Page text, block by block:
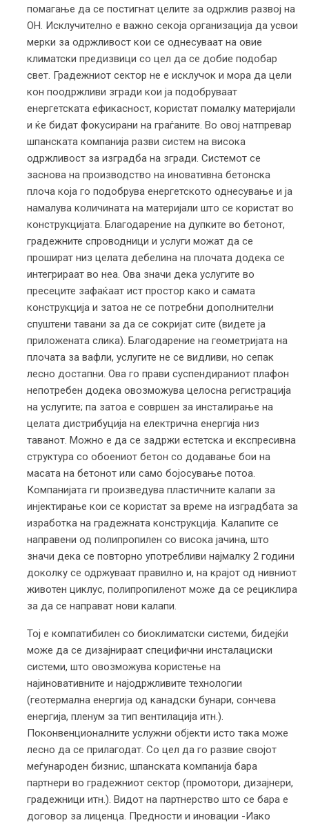
помагање да се постигнат целите за одржлив развој на
ОН. Исклучително е важно секоја организација да усвои
мерки за одржливост кои се однесуваат на овие
климатски предизвици со цел да се добие подобар
свет. Градежниот сектор не е исклучок и мора да цели
кон поодржливи згради кои ја подобруваат
енергетската ефикасност, користат помалку материјали
и ќе бидат фокусирани на граѓаните. Во овој натпревар
шпанската компанија разви систем на висока
одржливост за изградба на згради. Системот се
заснова на производство на иновативна бетонска
плоча која го подобрува енергетското однесување и ја
намалува количината на материјали што се користат во
конструкцијата. Благодарение на дупките во бетонот,
градежните спроводници и услуги можат да се
прошират низ целата дебелина на плочата додека се
интегрираат во неа. Ова значи дека услугите во
пресеците зафаќаат ист простор како и самата
конструкција и затоа не се потребни дополнителни
спуштени тавани за да се сокријат сите (видете ја
приложената слика). Благодарение на геометријата на
плочата за вафли, услугите не се видливи, но сепак
лесно достапни. Ова го прави суспендираниот плафон
непотребен додека овозможува целосна регистрација
на услугите; па затоа е совршен за инсталирање на
целата дистрибуција на електрична енергија низ
таванот. Можно е да се задржи естетска и експресивна
структура со обоениот бетон со додавање бои на
масата на бетонот или само бојосување потоа.
Компанијата ги произведува пластичните калапи за
инјектирање кои се користат за време на изградбата за
изработка на градежната конструкција. Калапите се
направени од полипропилен со висока јачина, што
значи дека се повторно употребливи најмалку 2 години
доколку се одржуваат правилно и, на крајот од нивниот
животен циклус, полипропиленот може да се рециклира
за да се направат нови калапи.
Тој е компатибилен со биоклиматски системи, бидејќи
може да се дизајнираат специфични инсталациски
системи, што овозможува користење на
најиновативните и најодржливите технологии
(геотермална енергија од канадски бунари, сончева
енергија, пленум за тип вентилација итн.).
Поконвенционалните услужни објекти исто така може
лесно да се прилагодат. Со цел да го развие својот
меѓународен бизнис, шпанската компанија бара
партнери во градежниот сектор (промотори, дизајнери,
градежници итн.). Видот на партнерство што се бара е
договор за лиценца. Предности и иновации -Иако